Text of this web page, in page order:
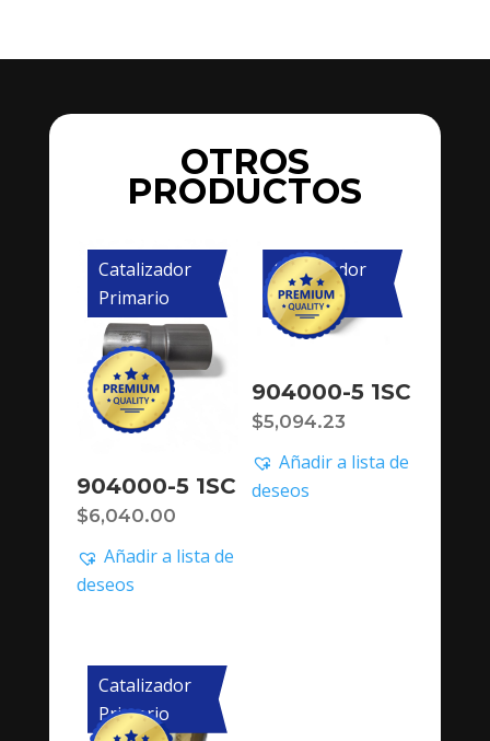
OTROS
PRODUCTOS
Catalizador
Primario
904000-5 1SC
$6,040.00
Añadir a lista de
deseos
Catalizador
Primario
904000-5 1SC
$5,094.23
Añadir a lista de
deseos
Catalizador
Primario